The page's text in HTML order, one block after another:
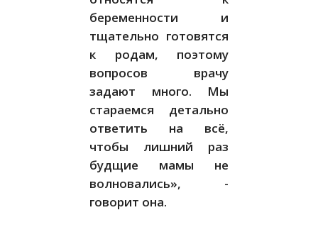
беременности и
тщательно готовятся
к родам, поэтому
вопросов врачу
задают много. Мы
стараемся детально
ответить на всё,
чтобы лишний раз
будщие мамы не
волновались», -
говорит она.